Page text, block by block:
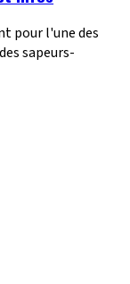
pour l'une des
sapeurs-